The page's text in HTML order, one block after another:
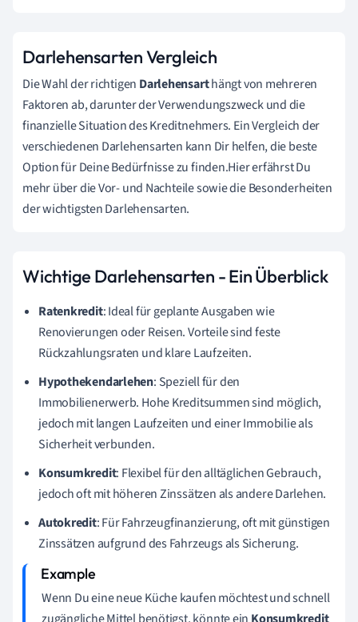
Darlehensarten Vergleich
Die Wahl der richtigen Darlehensarthängt von mehreren
Faktoren ab, darunter der Verwendungszweck und die
finanzielle Situation des Kreditnehmers. Ein Vergleich der
verschiedenen Darlehensarten kann Dir helfen, die beste
Option für Deine Bedürfnisse zu finden.Hier erfährst Du
mehr über die Vor- und Nachteile sowie die Besonderheiten
der wichtigsten Darlehensarten.
Wichtige Darlehensarten - Ein Überblick
Ratenkredit: Ideal für geplante Ausgaben wie
Renovierungen oder Reisen. Vorteile sind feste
Rückzahlungsraten und klare Laufzeiten.
Hypothekendarlehen: Speziell für den
Immobilienerwerb. Hohe Kreditsummen sind möglich,
jedoch mit langen Laufzeiten und einer Immobilie als
Sicherheit verbunden.
Konsumkredit: Flexibel für den alltäglichen Gebrauch,
jedoch oft mit höheren Zinssätzen als andere Darlehen.
Autokredit: Für Fahrzeugfinanzierung, oft mit günstigen
Zinssätzen aufgrund des Fahrzeugs als Sicherung.
Wenn Du eine neue Küche kaufen möchtest und schnell
zugängliche Mittel benötigst, könnte ein Konsumkredit